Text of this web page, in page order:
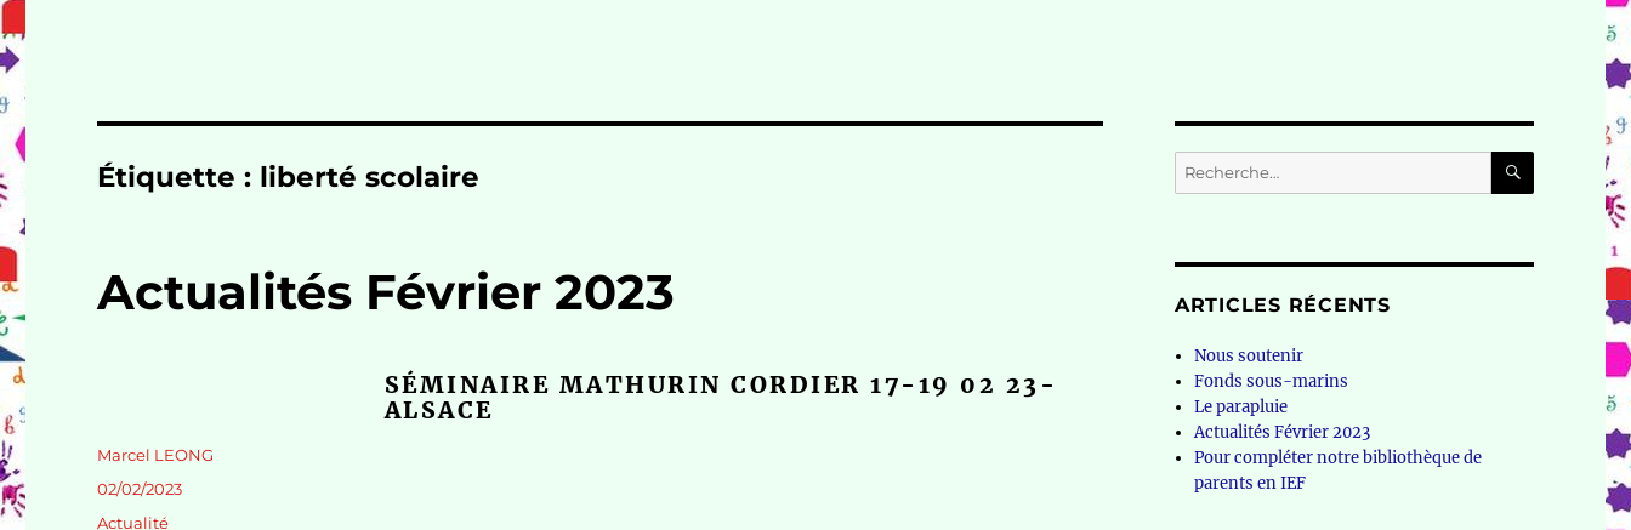
Étiquette : liberté scolaire
Actualités Février 2023
SÉMINAIRE MATHURIN CORDIER 17-19 02 23-
ALSACE
Auteur
Marcel LEONG
Publié
02/02/2023
Catégories
Actualité
Recherche
pour :
ARTICLES RÉCENTS
Nous soutenir
Fonds sous-marins
Le parapluie
Actualités Février 2023
Pour compléter notre bibliothèque de
parents en IEF